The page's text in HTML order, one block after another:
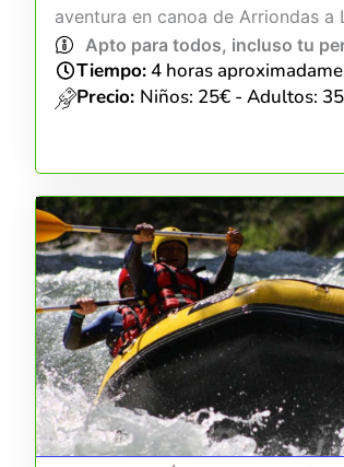
aventura en canoa de Arriondas a
Apto para todos, incluso tu
Tiempo:4 horas
Precio: Niños: 25€ - Adultos: